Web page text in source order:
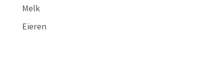
Melk
Eieren